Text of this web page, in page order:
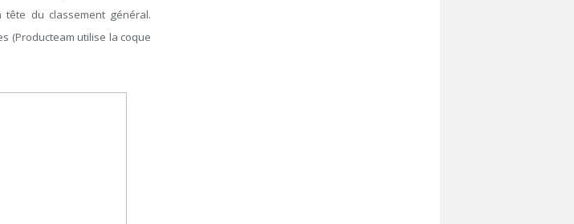
du classement général.
(Producteam utilise la coque